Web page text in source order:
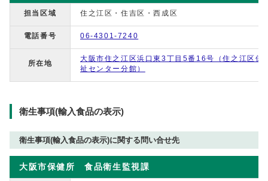
担当区域 住之江区・住吉区・西成区
電話番号 06-4301-7240
所在地
大阪市住之江区浜口東3丁目5番16号（住之江区保
祉センター分館）
衛生事項(輸入食品の表示)
衛生事項(輸入食品の表示)に関する問い合せ先
大阪市保健所 食品衛生監視課